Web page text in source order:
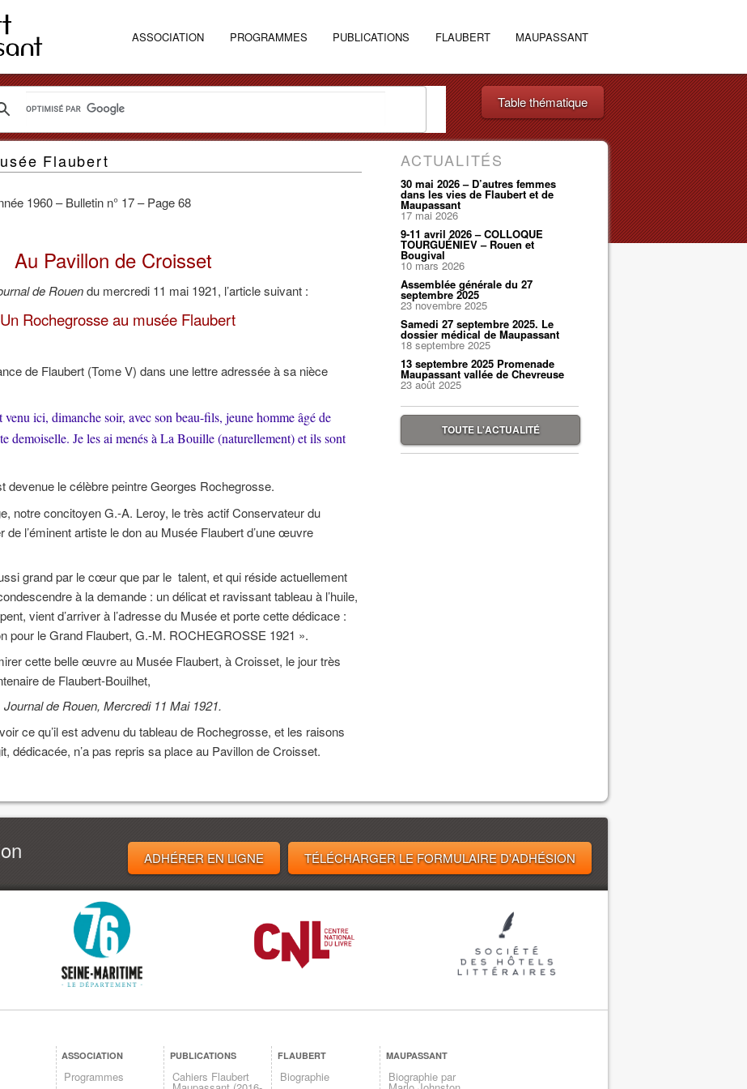
ASSOCIATION PROGRAMMES PUBLICATIONS FLAUBERT MAUPASSANT
Table thématique
Flaubert
1960 – Bulletin n° 17 – Page 68
Au Pavillon de Croisset
de Rouendu mercredi 11 mai 1921, l’article suivant :
Un Rochegrosse au musée Flaubert
de Flaubert (Tome V) dans une lettre adressée à sa nièce
ici, dimanche soir, avec son beau-fils, jeune homme âgé de
demoiselle. Je les ai menés à La Bouille (naturellement) et ils sont
devenue le célèbre peintre Georges Rochegrosse.
notre concitoyen G.-A. Leroy, le très actif Conservateur du
l’éminent artiste le don au Musée Flaubert d’une œuvre
grand par le cœur que par le talent, et qui réside actuellement
à la demande : un délicat et ravissant tableau à l’huile,
vient d’arriver à l’adresse du Musée et porte cette dédicace :
pour le Grand Flaubert, G.-M. ROCHEGROSSE 1921 ».
cette belle œuvre au Musée Flaubert, à Croisset, le jour très
de Flaubert-Bouilhet,
Journal de Rouen, Mercredi 11 Mai 1921.
ce qu’il est advenu du tableau de Rochegrosse, et les raisons
dédicacée, n’a pas repris sa place au Pavillon de Croisset.
ACTUALITÉS
30 mai 2026 – D’autres femmes
dans les vies de Flaubert et de
Maupassant
17 mai 2026
9-11 avril 2026 – COLLOQUE
TOURGUÉNIEV – Rouen et
Bougival
10 mars 2026
Assemblée générale du 27
septembre 2025
23 novembre 2025
Samedi 27 septembre 2025. Le
dossier médical de Maupassant
18 septembre 2025
13 septembre 2025 Promenade
Maupassant vallée de Chevreuse
23 août 2025
TOUTE L'ACTUALITÉ
TÉLÉCHARGER LE FORMULAIRE D'ADHÉSION
ADHÉRER EN LIGNE
ASSOCIATION
Programmes
PUBLICATIONS
Cahiers Flaubert
FLAUBERT
Biographie
MAUPASSANT
Biographie par